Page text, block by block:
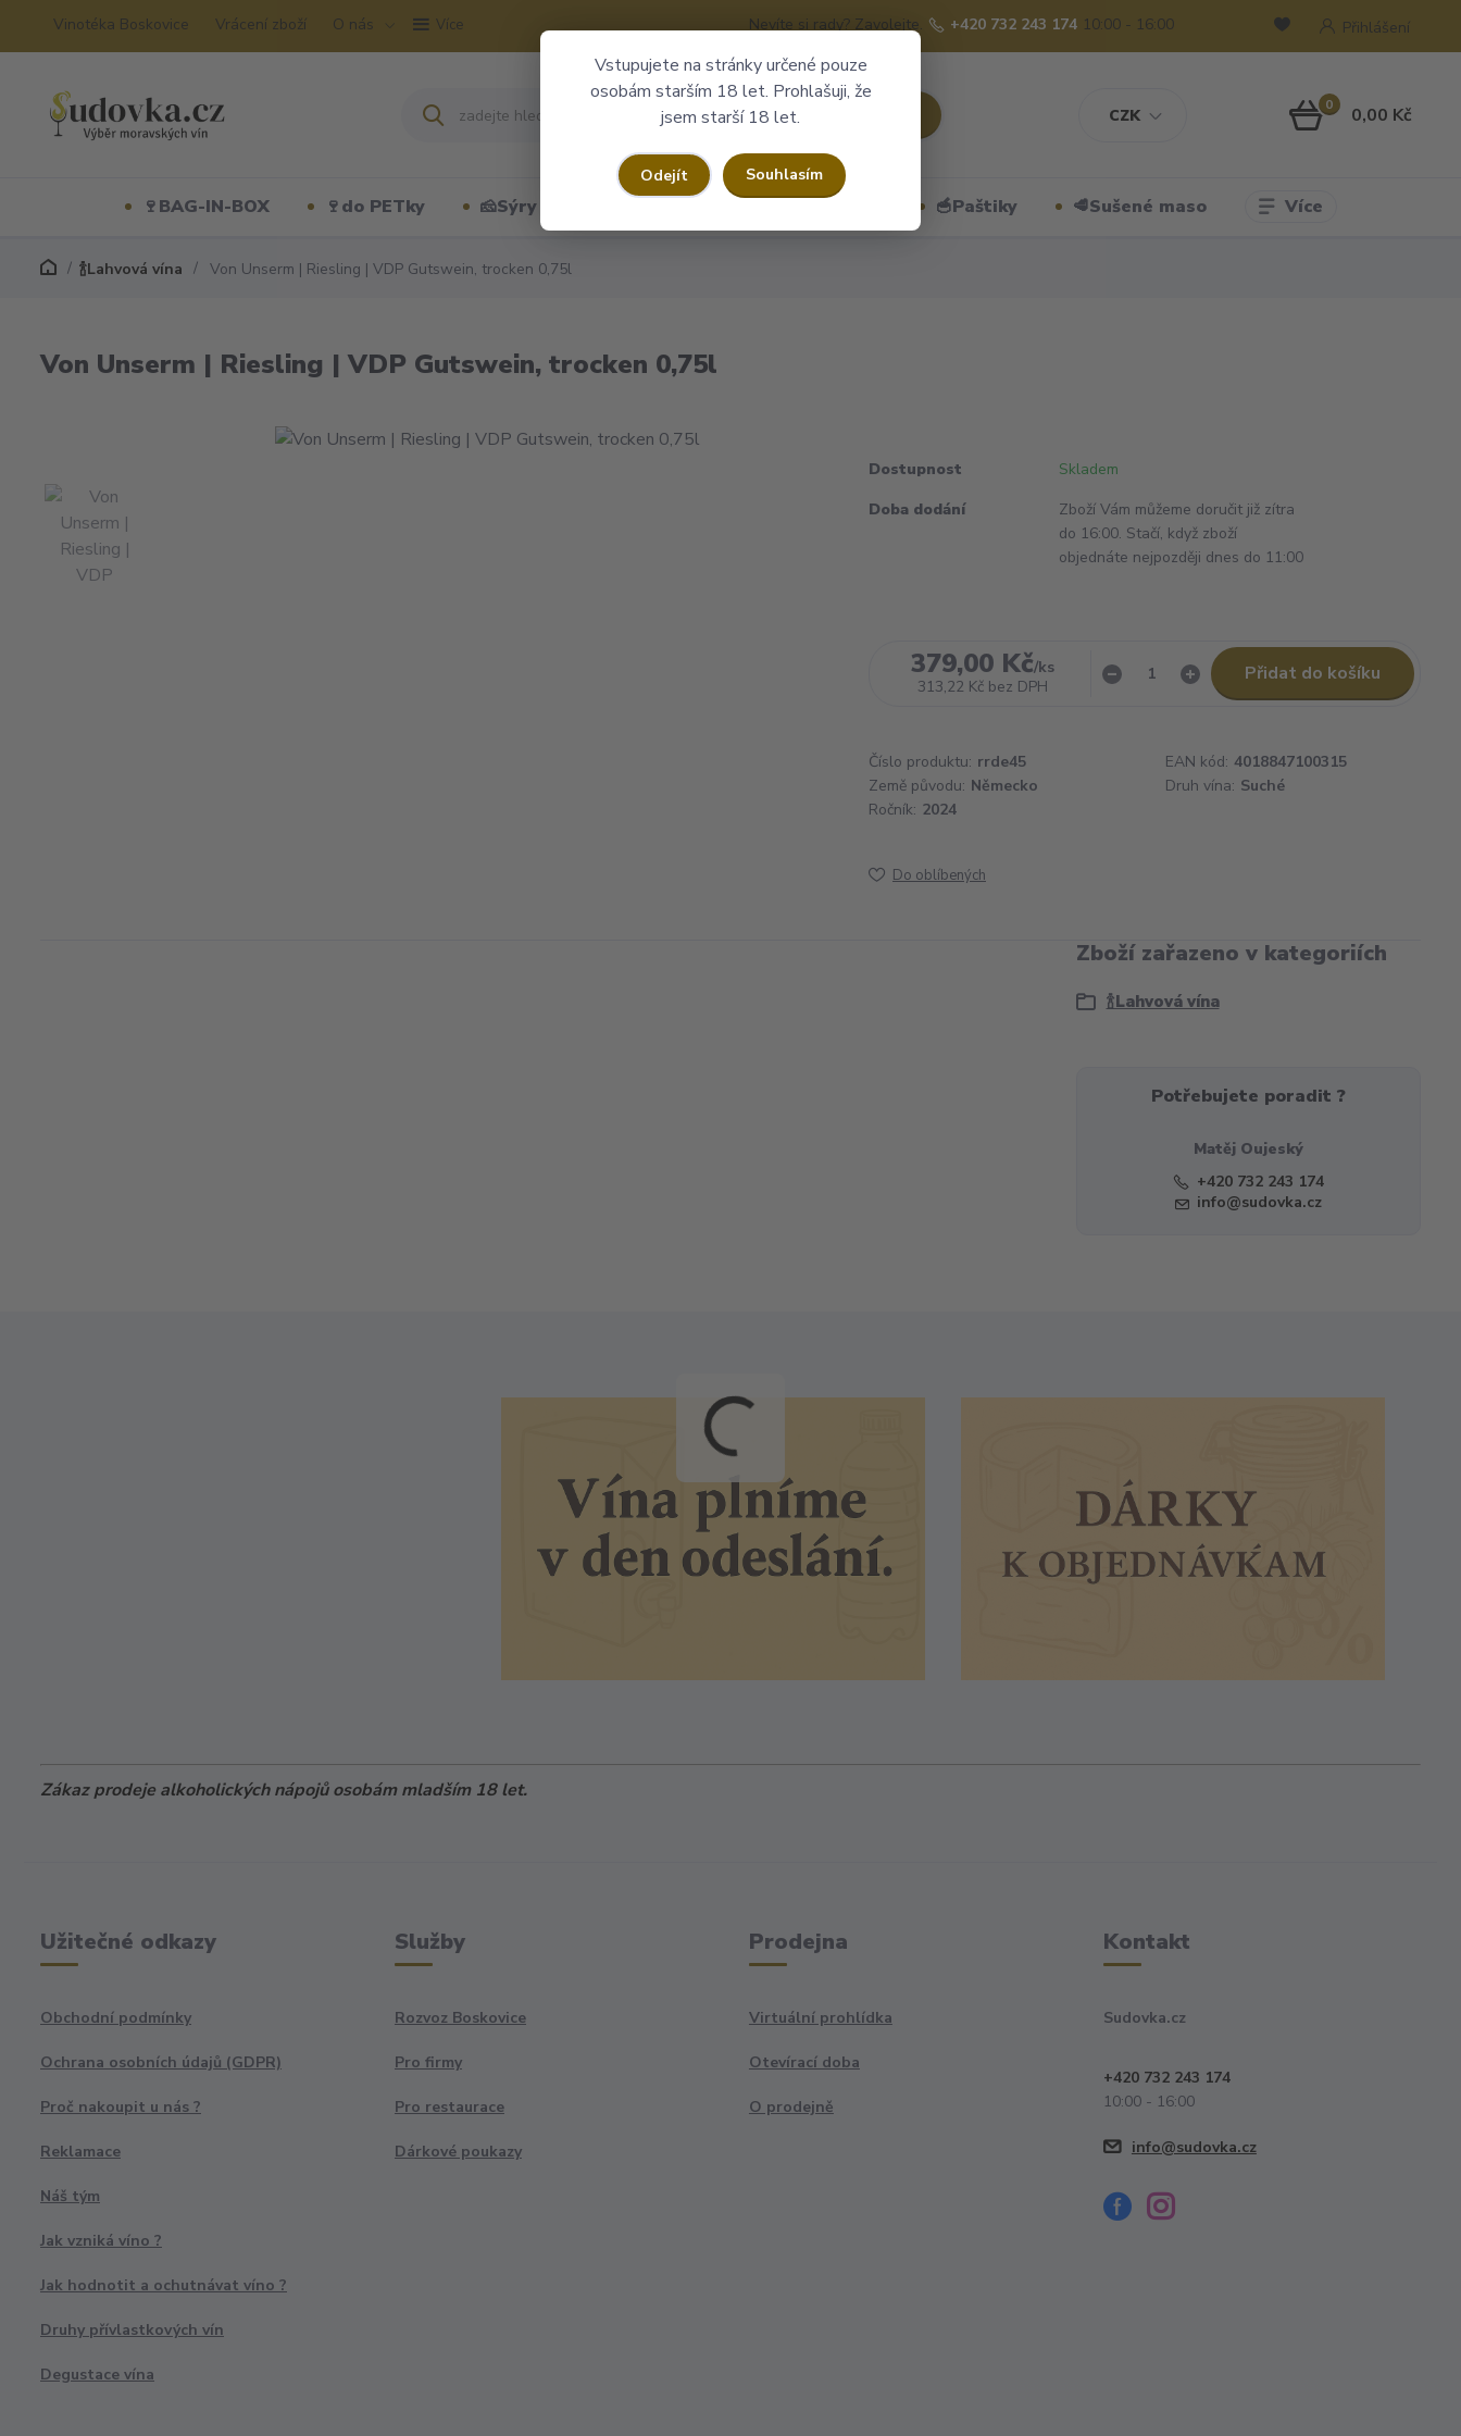
Vstupujete na stránky určené pouze
osobám starším 18 let. Prohlašuji, že
jsem starší 18 let.
Odejít Souhlasím
Vinotéka Boskovice Vrácení zboží O nás Více
CZK
Přihlášení
Nevíte si rady? Zavolejte. +420 732 243 174 10:00 - 16:00
0 0,00 Kč
🍷BAG-IN-BOX 🍷do PETky 🧀Sýry 🥣Paštiky 🥩Sušené maso Více
🍾Lahvová vína Von Unserm | Riesling | VDP Gutswein, trocken 0,75l
Von Unserm | Riesling | VDP Gutswein, trocken 0,75l
Dostupnost
Skladem
Doba dodání
Zboží Vám můžeme doručit již zítra
do 16:00. Stačí, když zboží
objednáte nejpozději dnes do 11:00
379,00 Kč/ks
313,22 Kč bez DPH
Přidat do košíku
Číslo produktu: rrde45 EAN kód: 4018847100315
Země původu: Německo Druh vína: Suché
Ročník: 2024
Do oblíbených
Zboží zařazeno v kategoriích
🍾Lahvová vína
Potřebujete poradit ?
Matěj Oujeský
+420 732 243 174
info@sudovka.cz
Zákaz prodeje alkoholických nápojů osobám mladším 18 let.
Užitečné odkazy
Obchodní podmínky
Ochrana osobních údajů (GDPR)
Proč nakoupit u nás ?
Reklamace
Náš tým
Jak vzniká víno ?
Jak hodnotit a ochutnávat víno ?
Druhy přívlastkových vín
Degustace vína
Služby
Rozvoz Boskovice
Pro firmy
Pro restaurace
Dárkové poukazy
Prodejna
Virtuální prohlídka
Otevírací doba
O prodejně
Kontakt
Sudovka.cz
+420 732 243 174
10:00 - 16:00
info@sudovka.cz